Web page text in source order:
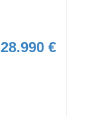
28.990 €